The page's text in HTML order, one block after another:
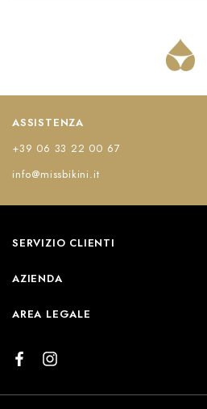
ASSISTENZA
+39 06 33 22 00 67
info@missbikini.it
SERVIZIO CLIENTI
AZIENDA
AREA LEGALE